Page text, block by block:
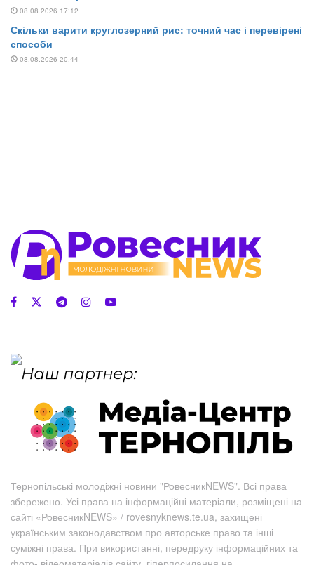
Тернопільські молодіжні новини "РовесникNEWS". Всі права
збережено. Усі права на інформаційні матеріали, розміщені на
сайті «РовесникNEWS» / rovesnyknews.te.ua, захищені
українським законодавством про авторське право та інші
суміжні права. При використанні, передруку інформаційних та